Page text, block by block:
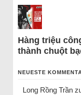
Hàng triệu
thành chuột
NEUESTE
Long Rồng Trần